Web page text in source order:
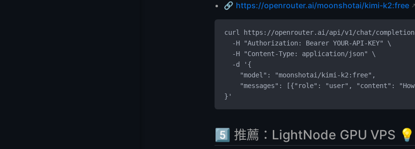
🔗 https://openrouter.ai/moonshotai/kimi-k2:free
curl https://openrouter.ai/api/v1/chat/
  -H "Authorization: Bearer YOUR-API-KEY" \
  -H "Content-Type: application/json" \
  -d '{
    "model": "moonshotai/kimi-k2:free",
"messages": [{"role": "user", "content":
}'
5️⃣ 推薦：LightNode GPU VPS 💡